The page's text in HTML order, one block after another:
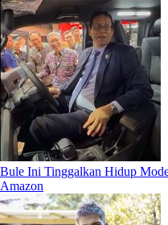
Bule Ini Tinggalkan Hidup
Amazon